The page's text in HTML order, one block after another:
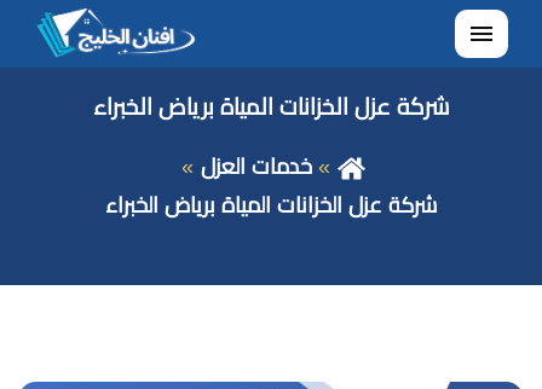
القائمة
شركة عزل الخزانات المياة برياض الخبراء
خدمات العزل
شركة عزل الخزانات المياة برياض الخبراء